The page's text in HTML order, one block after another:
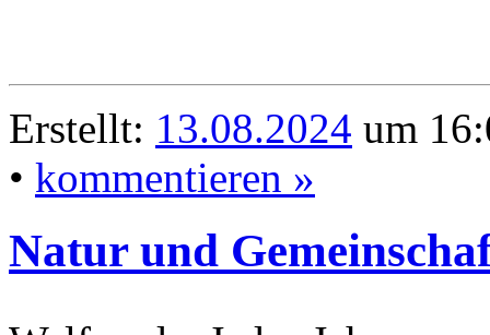
Erstellt: 13.08.2024 um
• kommentieren »
Natur und